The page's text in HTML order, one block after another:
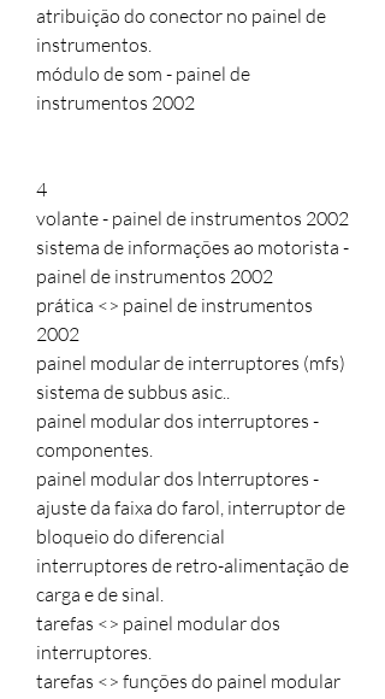
atribuição do conector no painel de
instrumentos.
módulo de som - painel de
instrumentos 2002
4
volante - painel de instrumentos 2002
sistema de informações ao motorista -
painel de instrumentos 2002
prática <> painel de instrumentos
2002
painel modular de interruptores (mfs)
sistema de subbus asic..
painel modular dos interruptores -
componentes.
painel modular dos lnterruptores -
ajuste da faixa do farol, interruptor de
bloqueio do diferencial
interruptores de retro-alimentação de
carga e de sinal.
tarefas <> painel modular dos
interruptores.
tarefas <> funções do painel modular